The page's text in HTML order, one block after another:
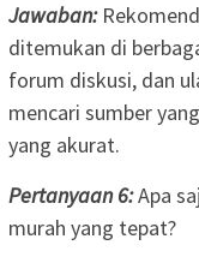
Jawaban:
ditemukan di
forum diskusi, dan
mencari sumber
yang akurat.
Pertanyaan 6:Apa
murah yang tepat?